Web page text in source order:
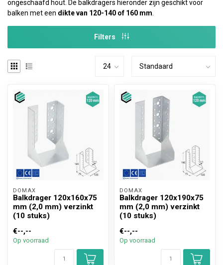
ongeschaafd hout. De balkdragers hieronder zijn geschikt voor
balken met een dikte van 120-140 of 160 mm.
Filters
DOMAX
Balkdrager 120x160x75
mm (2,0 mm) verzinkt
(10 stuks)
€--,--
Op voorraad
DOMAX
Balkdrager 120x190x75
mm (2,0 mm) verzinkt
(10 stuks)
€--,--
Op voorraad